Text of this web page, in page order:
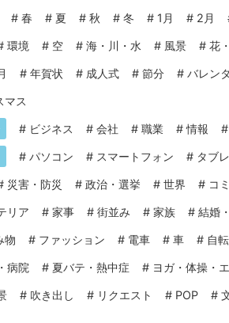
# 春 # 夏 # 秋 # 冬 # 1月 # 2月
環境 # 空 # 海・川・水 # 風景 # 花
# 年賀状 # 成人式 # 節分 # バレン
マス
# ビジネス # 会社 # 職業 #情報 #
# パソコン # スマートフォン # タブ
災害・防災 # 政治・選挙 # 世界 # コ
リア # 家事 # 街並み # 家族 # 結婚
物 # ファッション # 電車 # 車 # 自
病院 # 夏バテ・熱中症 # ヨガ・体操・
# 吹き出し # リクエスト # POP #